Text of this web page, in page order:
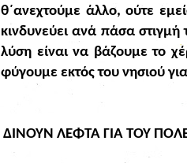
θ΄ανεχτούμε άλλο, ούτε
κινδυνεύει ανά πάσα
λύση είναι να βάζουμε το
φύγουμε εκτός του νησιού
ΔΙΝΟΥΝ ΛΕΦΤΑ ΓΙΑ ΤΟΥ